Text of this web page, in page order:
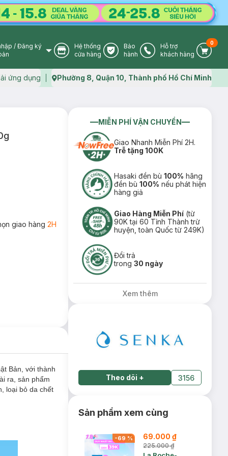
User Icon
/ Đăng ký
Store Icon
Hệ thống
cửa hàng
Warranty Icon
Bảo
hành
Phone Icon
Hỗ trợ
khách hàng
Cart
0
ứng dụng Map icon
Phường 8, Quận 10, Thành phố Hồ Chí Minh
giao hàng 2H
Bản, với thành
ra, sản phẩm
loại bỏ da chết
MIỄN PHÍ VẬN CHUYỂN
Giao Nhanh Miễn Phí 2H.
Trễ tặng 100K
Hasaki đền bù100% hãng
đền bù100% nếu phát hiện
hàng giả
Giao Hàng Miễn Phí (từ
90K tại 60 Tỉnh Thành trừ
huyện, toàn Quốc từ 249K)
Đổi trả
trong30 ngày
Xem thêm
Theo dõi + 3156
Sản phẩm xem cùng
-69 % 69.000 ₫
225.000 ₫